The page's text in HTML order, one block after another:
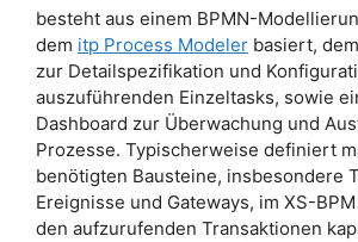
besteht aus einem BPMN-
dem itp Process Modeler basiert,
zur Detailspezifikation und
auszuführenden Einzeltasks, sowie
Dashboard zur Überwachung und
Prozesse. Typischerweise definiert
benötigten Bausteine, insbesondere
Ereignisse und Gateways, im XS-
den aufzurufenden Transaktionen